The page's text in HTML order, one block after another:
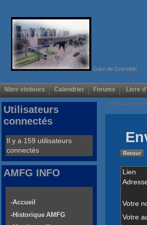
Gare de Grenoble
Nbre visiteurs Calendrier Forums Livre
Voir/Cacher
Retour
Lien
Votre
Votre
Utilisateurs
connectés
Il y a 159 utilisateurs
connectés
AMFG INFO
-Accueil
-Historique AMFG